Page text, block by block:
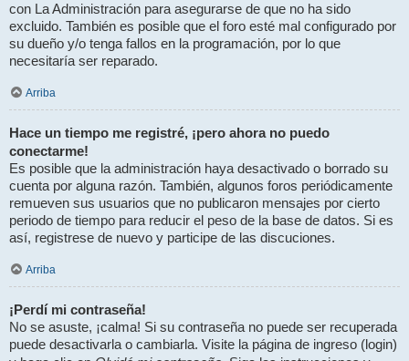
con La Administración para asegurarse de que no ha sido
excluido. También es posible que el foro esté mal configurado por
su dueño y/o tenga fallos en la programación, por lo que
necesitaría ser reparado.
Arriba
Hace un tiempo me registré, ¡pero ahora no puedo
conectarme!
Es posible que la administración haya desactivado o borrado su
cuenta por alguna razón. También, algunos foros periódicamente
remueven sus usuarios que no publicaron mensajes por cierto
periodo de tiempo para reducir el peso de la base de datos. Si es
así, registrese de nuevo y participe de las discuciones.
Arriba
¡Perdí mi contraseña!
No se asuste, ¡calma! Si su contraseña no puede ser recuperada
puede desactivarla o cambiarla. Visite la página de ingreso (login)